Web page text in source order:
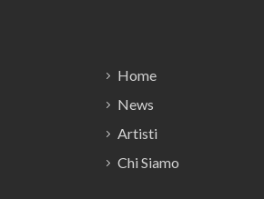
Home
News
Artisti
Chi Siamo